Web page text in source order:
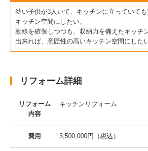
幼い子供が3人いて、キッチンに立っていて
キッチン空間にしたい。
動線を確保しつつも、収納力を備えたキッチ
出来れば、意匠性の高いキッチン空間にしたい
リフォーム詳細
リフォーム
内容
キッチンリフォーム
費用 3,500,000円（税込）